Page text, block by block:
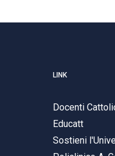
LINK
Docenti
Educatt
Sostieni